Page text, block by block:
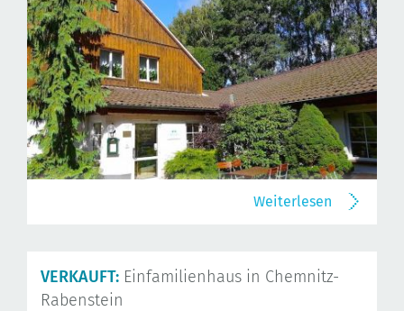
Weiterlesen
VERKAUFT: Einfamilienhaus in Chemnitz-
Rabenstein